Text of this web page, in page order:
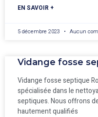
EN SAVOIR +
5 décembre 2023 Aucun
Vidange fosse
Vidange fosse septique
spécialisée dans le
septiques. Nous offrons
hautement qualifiés